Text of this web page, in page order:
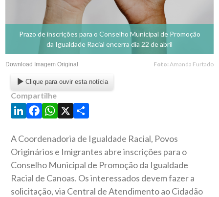
Prazo de inscrições para o Conselho Municipal de Promoção
da Igualdade Racial encerra dia 22 de abril
Download Imagem Original Foto: Amanda Furtado
Clique para ouvir esta notícia
Compartilhe
LinkedIn
Facebook
WhatsApp
X Share
A Coordenadoria de Igualdade Racial, Povos
Originários e Imigrantes abre inscrições para o
Conselho Municipal de Promoção da Igualdade
Racial de Canoas. Os interessados devem fazer a
solicitação, via Central de Atendimento ao Cidadão